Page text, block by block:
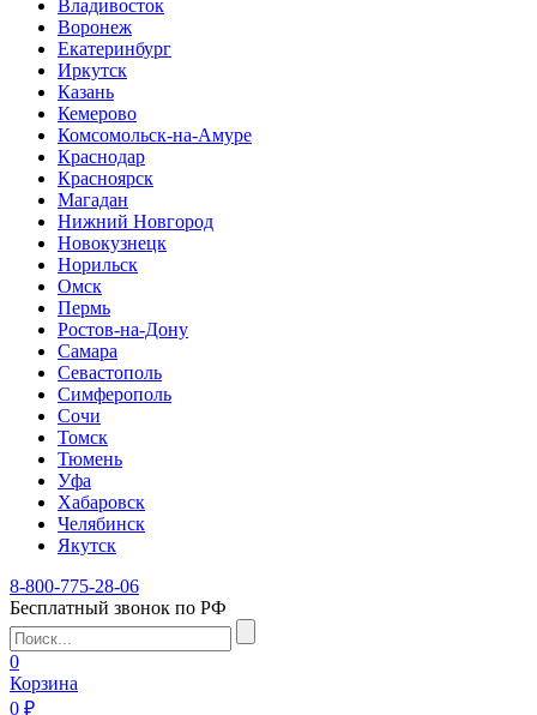
Владивосток
Воронеж
Екатеринбург
Иркутск
Казань
Кемерово
Комсомольск-на-Амуре
Краснодар
Красноярск
Магадан
Нижний Новгород
Новокузнецк
Норильск
Омск
Пермь
Ростов-на-Дону
Самара
Севастополь
Симферополь
Сочи
Томск
Тюмень
Уфа
Хабаровск
Челябинск
Якутск
8-800-775-28-06
Бесплатный звонок по РФ
0
Корзина
0 ₽